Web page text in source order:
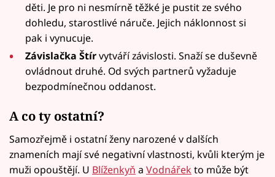
děti. Je pro ni nesmírně těžké je pustit ze svého
dohledu, starostlivé náruče. Jejich náklonnost si
pak i vynucuje.
Závislačka Štírvytváří závislosti. Snaží se duševně
ovládnout druhé. Od svých partnerů vyžaduje
bezpodmínečnou oddanost.
A co ty ostatní?
Samozřejmě i ostatní ženy narozené v dalších
znameních mají své negativní vlastnosti, kvůli kterým je
muži opouštějí. U Blíženkyň a Vodnářek to může být